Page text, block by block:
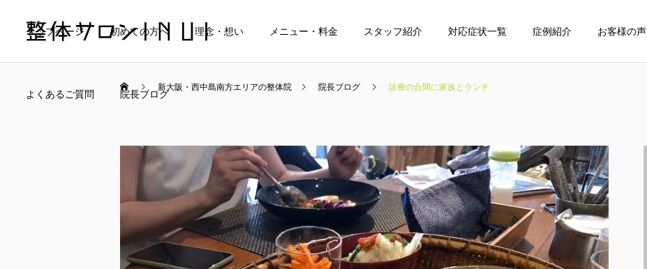
トップページ 初めての方へ 理念・想い メニュー・料金 スタッフ紹介 対応症状一覧 症例紹介 お客様の声
よくあるご質問 院長ブログ
当院の料金について 整体 小児整体
マタニティケア
新大阪・西中島南方エリアの整体院 院長ブログ 診療の合間に家族とランチ